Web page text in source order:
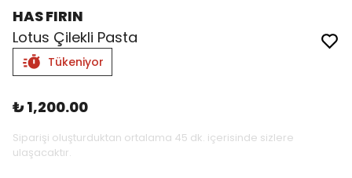
HAS FIRIN
Lotus Çilekli Pasta
Tükeniyor
₺ 1,200.00
Siparişi oluşturduktan ortalama 45 dk. içerisinde sizlere
ulaşacaktır.